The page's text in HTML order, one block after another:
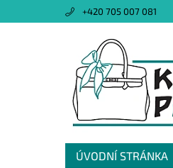
+420 705 007 081
ÚVODNÍ STRÁNKA